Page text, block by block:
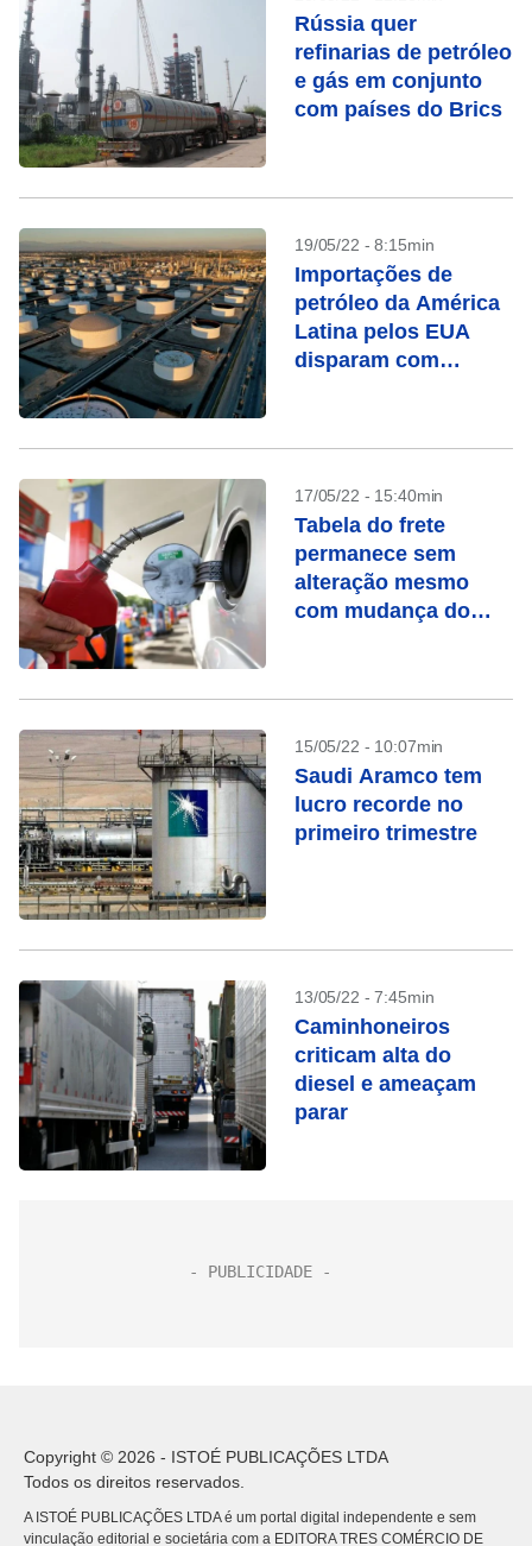
Rússia quer
refinarias de petróleo
e gás em conjunto
com países do Brics
19/05/22 - 8:15min
Importações de
petróleo da América
Latina pelos EUA
disparam com
17/05/22 - 15:40min
Tabela do frete
permanece sem
alteração mesmo
com mudança do
15/05/22 - 10:07min
Saudi Aramco tem
lucro recorde no
primeiro trimestre
13/05/22 - 7:45min
Caminhoneiros
criticam alta do
diesel e ameaçam
parar
Copyright © 2026 - ISTOÉ PUBLICAÇÕES LTDA
Todos os direitos reservados.
A ISTOÉ PUBLICAÇÕES LTDA é um portal digital independente e sem
vinculação editorial e societária com a EDITORA TRES COMÉRCIO DE